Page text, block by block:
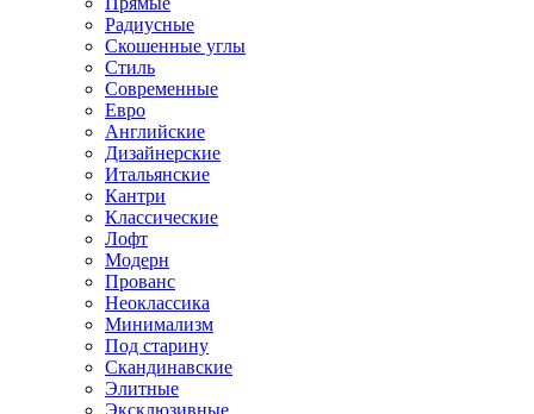
Радиусные
Скошенные углы
Стиль
Современные
Евро
Английские
Дизайнерские
Итальянские
Кантри
Классические
Лофт
Модерн
Прованс
Неоклассика
Минимализм
Под старину
Скандинавские
Элитные
Эксклюзивные